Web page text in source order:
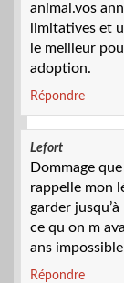
animal.vos
limitatives et
le meilleur
adoption.
Répondre
Lefort
Dommage
rappelle mon
garder
ce qu on m
ans
Répondre